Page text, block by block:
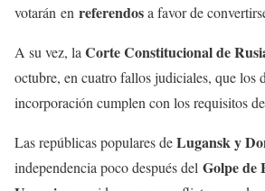
votarán en referendosa favor de
A su vez, la Corte Constitucional de
octubre, en cuatro fallos judiciales, que los
incorporación cumplen con los requisitos
Las repúblicas populares deLugansk y
independencia poco después del Golpe de